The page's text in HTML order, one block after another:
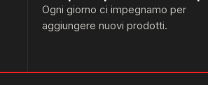
Ogni giorno ci impegnamo per
aggiungere nuovi prodotti.